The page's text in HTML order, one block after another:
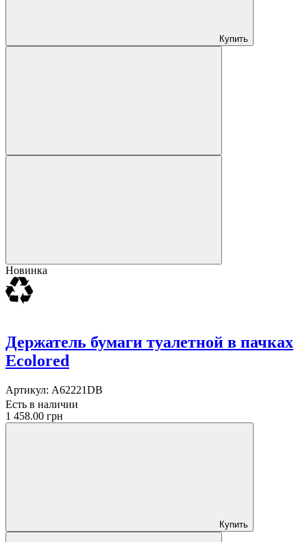
Купить
Новинка
Держатель бумаги туалетной в пачках
Ecolored
Артикул: A62221DB
Есть в наличии
1 458.00 грн
Купить